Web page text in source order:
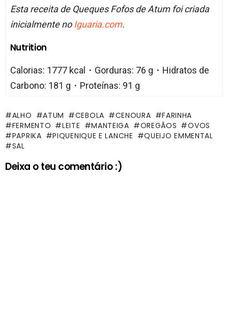
Esta receita de Queques Fofos de Atum foi criada
inicialmente noIguaria.com.
Nutrition
Calorias: 1777 kcal・Gorduras: 76 g・Hidratos de
Carbono: 181 g・Proteínas: 91 g
ALHO ATUM CEBOLA CENOURA
FARINHA
FERMENTO
LEITE MANTEIGA OREGÃOS
OVOS
PAPRIKA
PIQUENIQUE E LANCHE
QUEIJO EMMENTAL
SAL
Deixa o teu comentário :)